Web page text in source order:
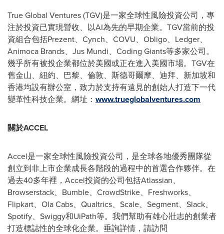
True Global Ventures (TGV)是一家全球性風險投資公司，專
注於投資已實現營收、以AI為先的早期企業。TGV當前的投
資組合包括Prezent、Cynch、COVU、Obligo、Ledger、
Animoca Brands、Jus Mundi、Coding Giants等多家公司。
幾乎所有被投企業都位於美國或正在進入美國市場。TGV在
舊金山、紐約、巴黎、倫敦、斯德哥爾摩、迪拜、新加坡和
香港均設有辦公室，致力於支持有遠見的創始人打造下一代
變革性科技企業。網址： www.trueglobalventures.com
關於ACCEL
Accel是一家全球性風險投資公司，是全球各地優秀團隊從
創立到非上市企業成長各階段的過程中的首選合作夥伴。在
過去40多年裡，Accel投資的公司包括Atlassian、
Browserstack、Bumble、CrowdStrike、Freshworks、
Flipkart、Ola Cabs、Qualtrics、Scale、Segment、Slack、
Spotify、Swiggy和UiPath等。我們幫助有雄心壯志的創業者
打造標誌性的全球化企業。垂詢詳情，請訪問